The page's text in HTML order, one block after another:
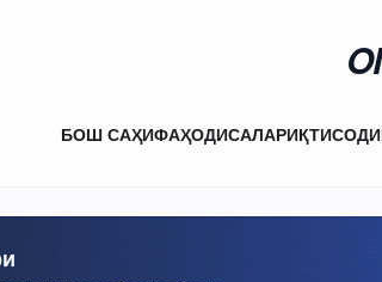
БОШ САҲИФАҲОДИСАЛАР